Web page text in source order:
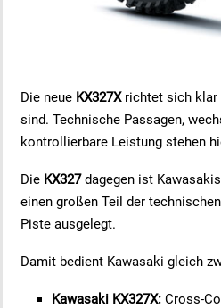
Die neue KX327Xrichtet sich klar
sind. Technische Passagen,
kontrollierbare Leistung stehen
Die KX327dagegen ist
einen großen Teil der
Piste ausgelegt.
Damit bedient Kawasaki gleich
Kawasaki KX327X: Cross-